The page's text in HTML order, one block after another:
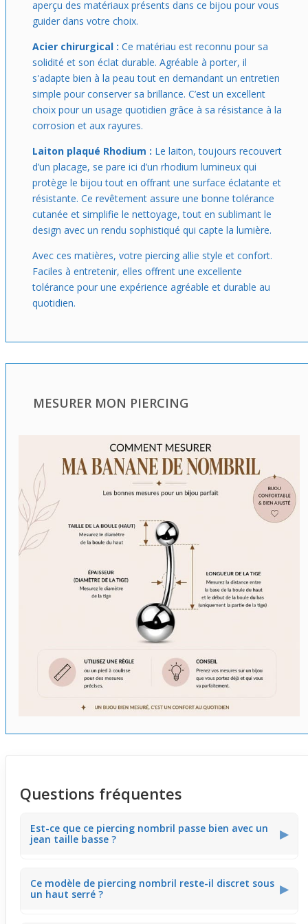
aperçu des matériaux présents dans ce bijou pour vous
guider dans votre choix.
Acier chirurgical : Ce matériau est reconnu pour sa
solidité et son éclat durable. Agréable à porter, il
s'adapte bien à la peau tout en demandant un entretien
simple pour conserver sa brillance. C’est un excellent
choix pour un usage quotidien grâce à sa résistance à la
corrosion et aux rayures.
Laiton plaqué Rhodium : Le laiton, toujours recouvert
d’un placage, se pare ici d’un rhodium lumineux qui
protège le bijou tout en offrant une surface éclatante et
résistante. Ce revêtement assure une bonne tolérance
cutanée et simplifie le nettoyage, tout en sublimant le
design avec un rendu sophistiqué qui capte la lumière.
Avec ces matières, votre piercing allie style et confort.
Faciles à entretenir, elles offrent une excellente
tolérance pour une expérience agréable et durable au
quotidien.
MESURER MON PIERCING
Questions fréquentes
Est-ce que ce piercing nombril passe bien avec un
jean taille basse ?
▶
visible avec un jean taille basse grâce à son cristal rouge
vif. Il souligne la taille sans être caché par les vêtements.
Ce modèle de piercing nombril reste-il discret sous
un haut serré ?
▶